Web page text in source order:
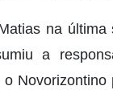
na
a